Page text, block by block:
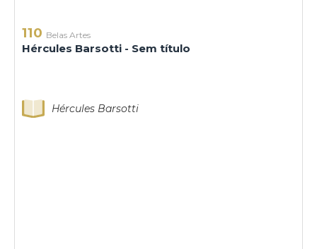
110 Belas Artes
Hércules Barsotti - Sem título
Hércules Barsotti